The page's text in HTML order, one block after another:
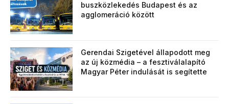
buszközlekedés Budapest és az
agglomeráció között
Gerendai Szigetével állapodott meg
az új közmédia – a fesztiválalapító
Magyar Péter indulását is segítette